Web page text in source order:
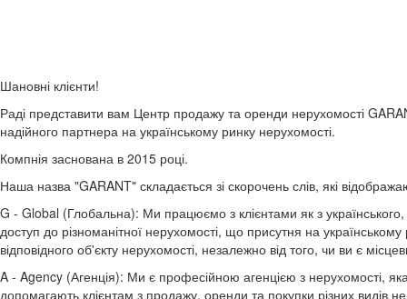
Шановні клієнти!
Раді представити вам Центр продажу та оренди нерухомості
надійного партнера на українському ринку нерухомості.
Компнія заснована в 2015 році.
Наша назва "GARANT" складається зі скорочень слів, які
G - Global (Глобальна): Ми працюємо з клієнтами як з
доступ до різноманітної нерухомості, що присутня на
відповідного об'єкту нерухомості, незалежно від того, чи ви є
A - Agency (Агенція): Ми є професійною агенцією з нерухомості,
допомагають клієнтам з продажу, оренди та покупки різних видів